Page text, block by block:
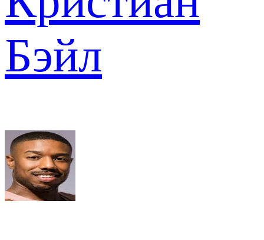
Бэйл